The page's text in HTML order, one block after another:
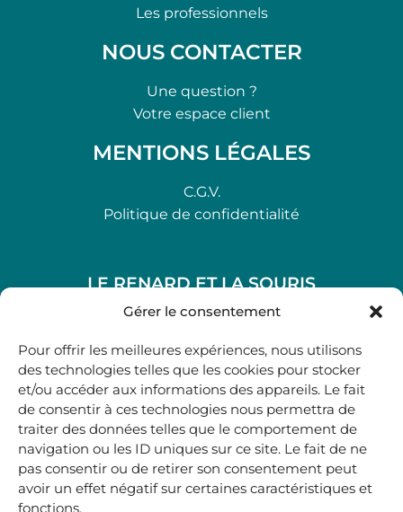
Gérer le consentement
Pour offrir les meilleures expériences, nous utilisons
des technologies telles que les cookies pour stocker
et/ou accéder aux informations des appareils. Le fait
de consentir à ces technologies nous permettra de
traiter des données telles que le comportement de
navigation ou les ID uniques sur ce site. Le fait de ne
pas consentir ou de retirer son consentement peut
avoir un effet négatif sur certaines caractéristiques et
fonctions.
Les professionnels
NOUS CONTACTER
Une question ?
Votre espace client
MENTIONS LÉGALES
C.G.V.
Politique de confidentialité
LE RENARD ET LA SOURIS
48, rue Maubec 33210 LANGON
05 40 41 37 18
.
MARDI AU SAMEDI
10H00-12H45 | 14H00 -19H00
boutique@lerenardetlasouris.com